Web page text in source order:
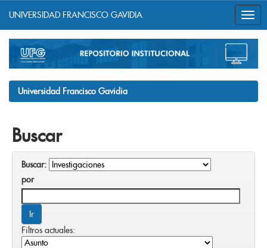
navigation
UNIVERSIDAD FRANCISCO GAVIDIA
Universidad Francisco Gavidia
Buscar
Buscar:
por
Filtros actuales: